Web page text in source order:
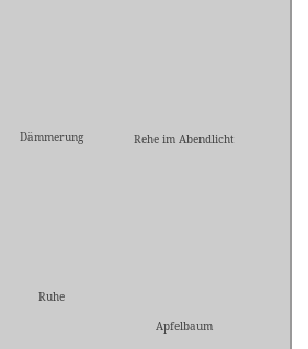
Dämmerung Rehe im Abendlicht
Ruhe
Apfelbaum